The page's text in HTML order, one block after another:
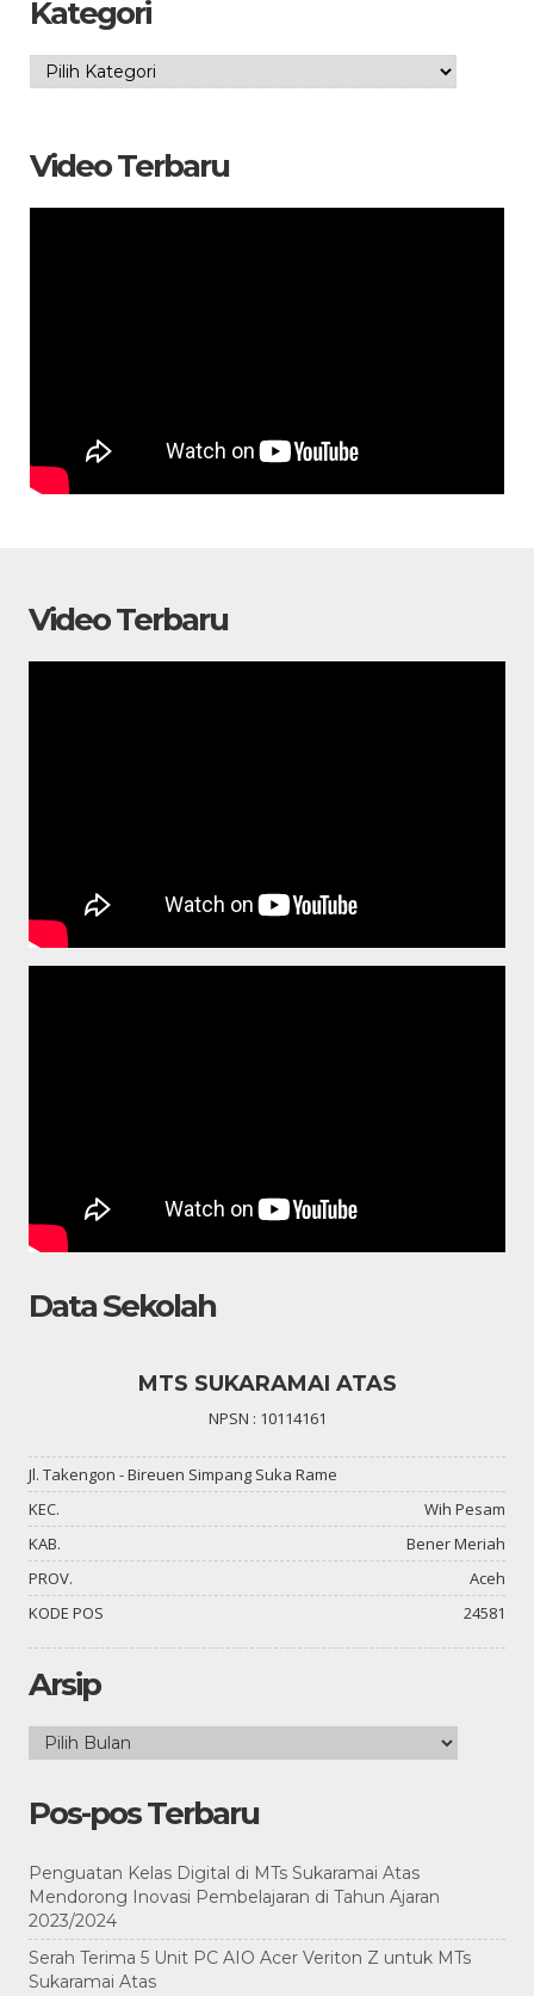
Kategori
Kategori
Video Terbaru
Video Terbaru
Data Sekolah
MTS SUKARAMAI ATAS
NPSN : 10114161
Jl. Takengon - Bireuen Simpang Suka Rame
KEC.
Wih Pesam
KAB.
Bener Meriah
PROV.
Aceh
KODE POS
24581
Arsip
Arsip
Pos-pos Terbaru
Penguatan Kelas Digital di MTs Sukaramai Atas
Mendorong Inovasi Pembelajaran di Tahun Ajaran
2023/2024
Serah Terima 5 Unit PC AIO Acer Veriton Z untuk MTs
Sukaramai Atas